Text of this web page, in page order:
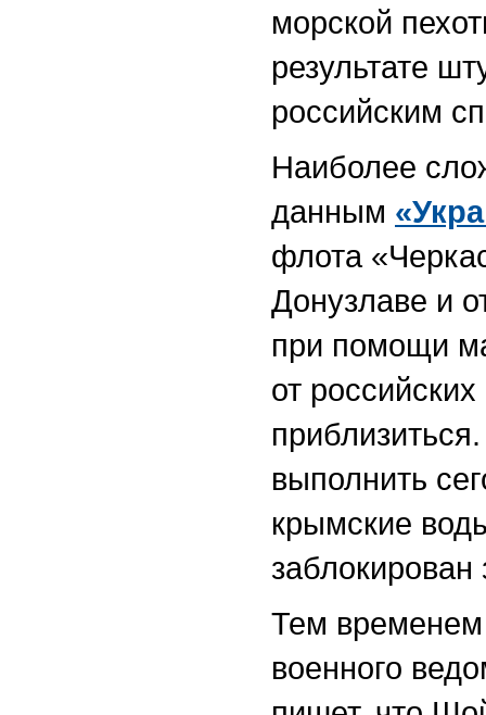
морской
результате
российским
Наиболее
данным
флота
Донузлаве и
при помощи
от
выполнить
крымские
Тем временем
военного